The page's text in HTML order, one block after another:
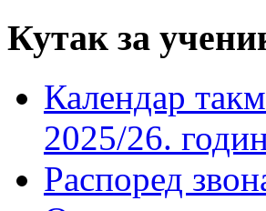
Кутак за
Календар
2025/26.
Распоред